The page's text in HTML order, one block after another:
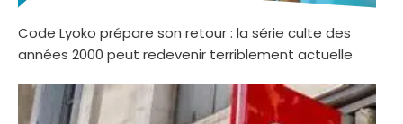
Code Lyoko prépare son retour : la série culte des
années 2000 peut redevenir terriblement actuelle